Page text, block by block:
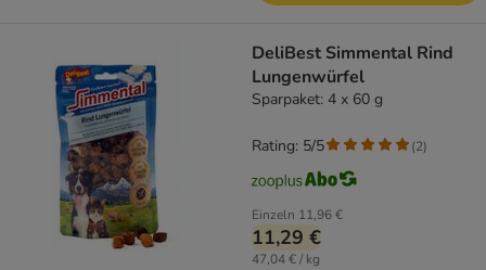
DeliBest Simmental Rind
Lungenwürfel
Sparpaket: 4 x 60 g
Einzeln 11,96 €
11,29 €
47,04 € / kg
Rating: 5/5 (2)